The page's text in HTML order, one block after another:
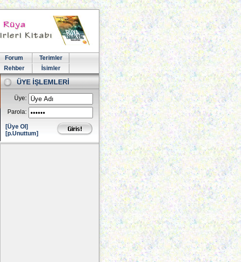
Forum
Terimler
Rehber İsimler
ÜYE İŞLEMLERİ
Üye:
Parola:
[Üye Ol]
[p.Unuttum]